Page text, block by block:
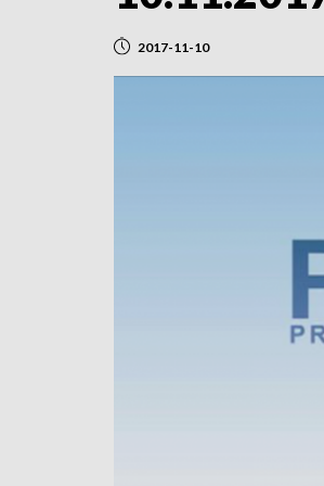
2017-11-10